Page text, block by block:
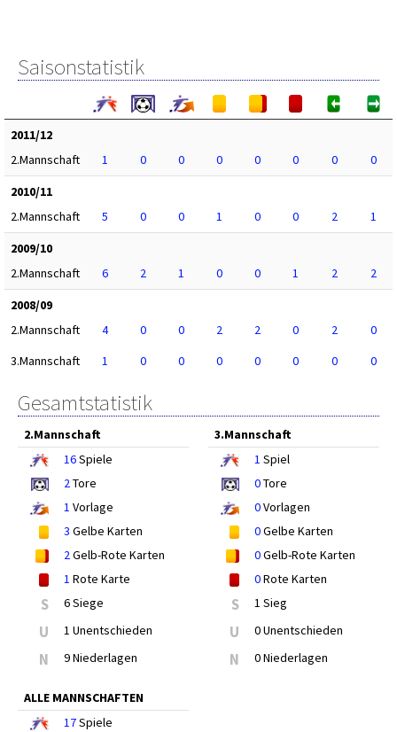
Saisonstatistik
2011/12
2.Mannschaft
1 0 0 0 0 0 0
0
2010/11
2.Mannschaft
5 0 0 1 0 0 2
1
2009/10
2.Mannschaft
6 2 1 0 0 1 2
2
2008/09
2.Mannschaft
4 0 0 2 2 0 2
0
3.Mannschaft
1 0 0 0 0 0 0 0
Gesamtstatistik
2.Mannschaft
16Spiele
2Tore
1 Vorlage
3 Gelbe Karten
2Gelb-Rote Karten
1 Rote Karte
S 6 Siege
U 1 Unentschieden
N 9 Niederlagen
3.Mannschaft
1 Spiel
0Tore
0Vorlagen
0Gelbe Karten
0Gelb-Rote Karten
0Rote Karten
S 1 Sieg
U 0 Unentschieden
N 0 Niederlagen
ALLE MANNSCHAFTEN
17Spiele